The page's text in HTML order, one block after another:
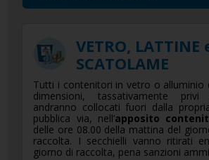
VETRO, LATTINE
SCATOLAME
Tutti i contenitori in vetro o alluminio
dimensioni, tassativamente
andranno collocati fuori dalla
pubblica via, nell’apposito
delle ore 08.00 della mattina del
raccolta. I secchielli vanno ritirati
giorno di raccolta, pena sanzioni